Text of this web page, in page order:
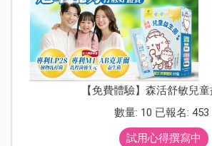
【免費體驗】森活舒敏兒
數量: 10 已報名: 453
試用心得撰寫中